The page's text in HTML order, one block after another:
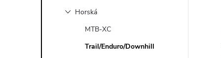
Horská
MTB-XC
Trail/Enduro/Downhill